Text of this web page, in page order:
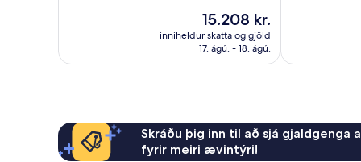
Verðið
er
15.208 kr.
15.208 kr.
inniheldur skatta og gjöld
17. ágú. - 18. ágú.
Skráðu þig inn til að sjá
fyrir meiri ævintýri!